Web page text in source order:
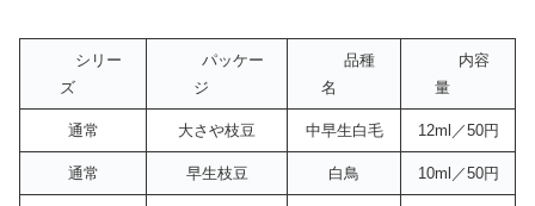
シリー
ズ
パッケー
ジ
品種
名
内容
量
通常 大さや枝豆 中早生白毛 12ml／50円
通常 早生枝豆 白鳥 10ml／50円